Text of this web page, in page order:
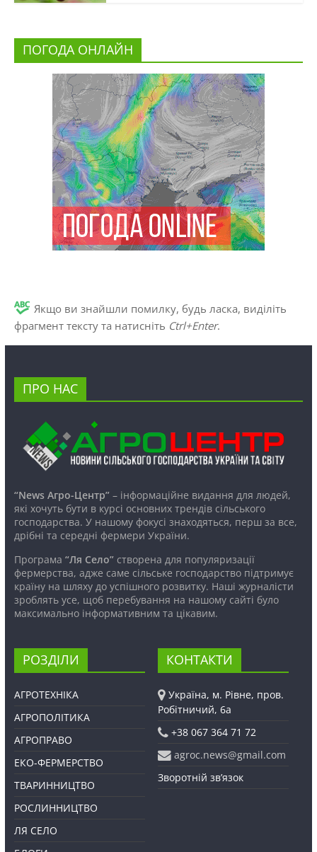
ПОГОДА ОНЛАЙН
Якщо ви знайшли помилку, будь ласка, виділіть
фрагмент тексту та натисніть Ctrl+Enter.
ПРО НАС
“News Агро-Центр”– інформаційне видання для людей,
які хочуть бути в курсі основних трендів сільського
господарства. У нашому фокусі знаходяться, перш за все,
дрібні та середні фермери України.
Програма “Ля Село”створена для популяризації
фермерства, адже саме сільське господарство підтримує
країну на шляху до успішного розвитку. Наші журналісти
зроблять усе, щоб перебування на нашому сайті було
максимально інформативним та цікавим.
РОЗДІЛИ
АГРОТЕХНІКА
АГРОПОЛІТИКА
АГРОПРАВО
ЕКО-ФЕРМЕРСТВО
ТВАРИННИЦТВО
РОСЛИННИЦТВО
ЛЯ СЕЛО
КОНТАКТИ
Україна, м. Рівне, пров.
Робітничий, 6а
+38 067 364 71 72
agroc.news@gmail.com
Зворотній зв’язок